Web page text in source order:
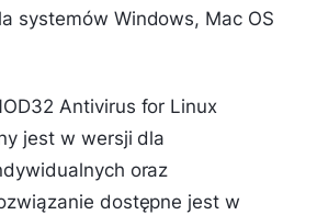
systemów Windows, Mac OS
Antivirus for Linux
jest w wersji dla
oraz
dostępne jest w